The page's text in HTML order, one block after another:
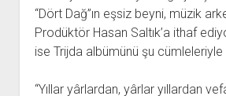
“Dört Dağ”ın eşsiz beyni, müzik
Prodüktör Hasan Saltık’a ithaf
ise Trijda albümünü şu
“Yıllar yârlardan, yârlar yıllardan